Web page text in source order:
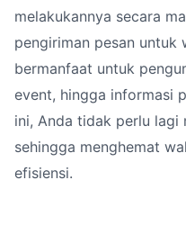
melakukannya secara
pengiriman pesan untuk
bermanfaat untuk
event, hingga informasi
ini, Anda tidak perlu lagi
sehingga menghemat
efisiensi.